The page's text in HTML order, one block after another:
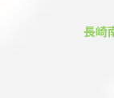
長崎